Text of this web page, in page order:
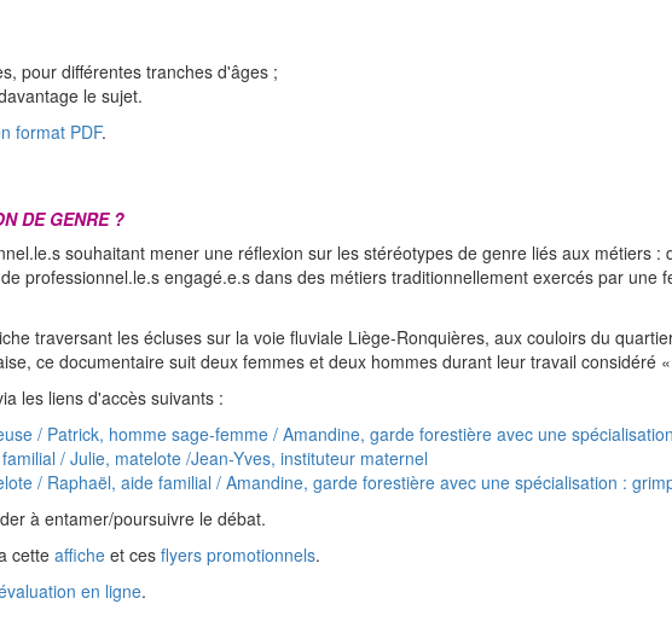
pour différentes tranches d'âges ;
le sujet.
format PDF.
DE GENRE ?
souhaitant mener une réflexion sur les stéréotypes de genre liés aux métiers
professionnel.le.s engagé.e.s dans des métiers traditionnellement exercés par une
traversant les écluses sur la voie fluviale Liège-Ronquières, aux couloirs du
ce documentaire suit deux femmes et deux hommes durant leur travail
les liens d'accès suivants :
/ Patrick, homme sage-femme / Amandine, garde forestière avec une
/ Julie, matelote /Jean-Yves, instituteur maternel
/ Raphaël, aide familial / Amandine, garde forestière avec une spécialisation :
à entamer/poursuivre le débat.
cette affiche et ces flyers promotionnels.
en ligne.